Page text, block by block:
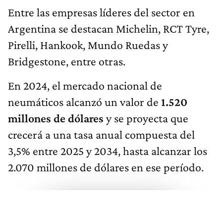
Entre las empresas líderes del sector en
Argentina se destacan Michelin, RCT Tyre,
Pirelli, Hankook, Mundo Ruedas y
Bridgestone, entre otras.
En 2024, el mercado nacional de
neumáticos alcanzó un valor de 1.520
millones de dólares y se proyecta que
crecerá a una tasa anual compuesta del
3,5% entre 2025 y 2034, hasta alcanzar los
2.070 millones de dólares en ese período.